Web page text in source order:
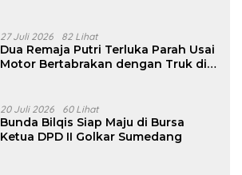
27 Juli 2026 82 Lihat
Dua Remaja Putri Terluka Parah Usai
Motor Bertabrakan dengan Truk di
20 Juli 2026 60 Lihat
Bunda Bilqis Siap Maju di Bursa
Ketua DPD II Golkar Sumedang